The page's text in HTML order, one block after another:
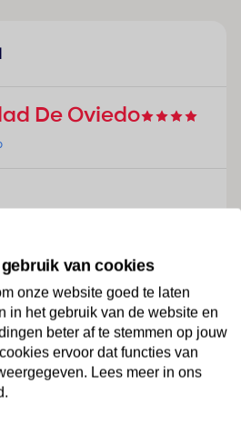
De Oviedo
schreden van de
Veel winkel- en
en
zoals de kathedraal en het
zijn snel en gemakkelijk te
van Asturias is het
de afstand is ongeveer
van cookies
onze website goed te laten
in het gebruik van de website en
beter af te stemmen op jouw
ervoor dat functies van
Lees meer in ons